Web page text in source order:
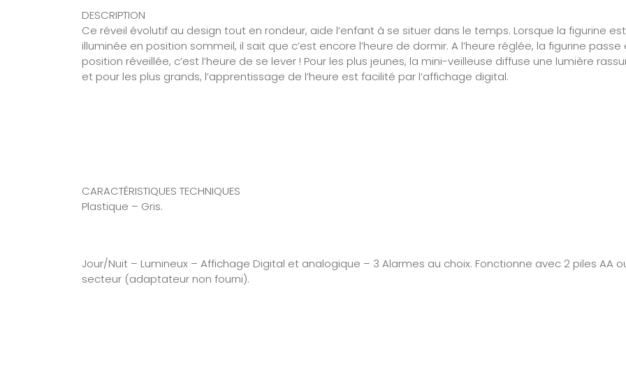
DESCRIPTION
Ce réveil évolutif au design tout en rondeur, aide l’enfant à se situer dans le temps. Lorsque la figurine est
illuminée en position sommeil, il sait que c’est encore l’heure de dormir. A l’heure réglée, la figurine passe
position réveillée, c’est l’heure de se lever ! Pour les plus jeunes, la mini-veilleuse diffuse une lumière
et pour les plus grands, l’apprentissage de l’heure est facilité par l’affichage digital.
CARACTÉRISTIQUES TECHNIQUES
Plastique – Gris.
Jour/Nuit – Lumineux – Affichage Digital et analogique – 3 Alarmes au choix. Fonctionne avec 2 piles AA
secteur (adaptateur non fourni).